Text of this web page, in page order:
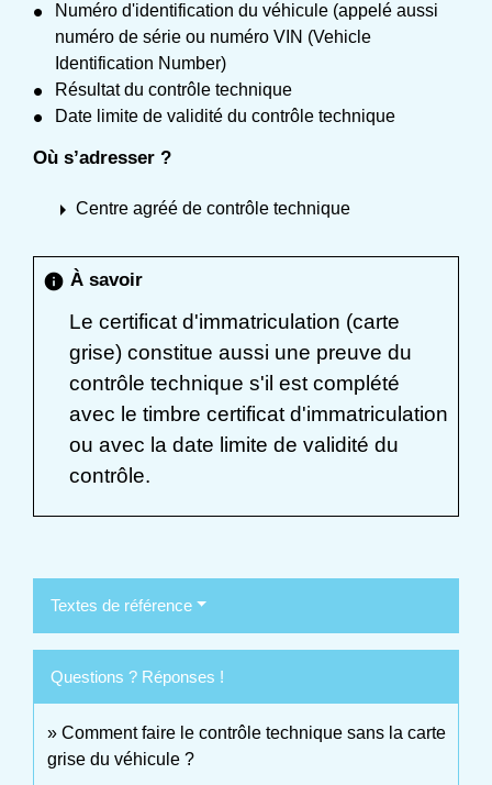
Numéro d'identification du véhicule (appelé aussi
numéro de série ou numéro VIN (Vehicle
Identification Number)
Résultat du contrôle technique
Date limite de validité du contrôle technique
Où s’adresser ?
arrow_right Centre agréé de contrôle technique
info À savoir
Le certificat d'immatriculation (carte
grise) constitue aussi une preuve du
contrôle technique s'il est complété
avec le timbre certificat d'immatriculation
ou avec la date limite de validité du
contrôle.
Textes de référence
Questions ? Réponses !
Comment faire le contrôle technique sans la carte
grise du véhicule ?